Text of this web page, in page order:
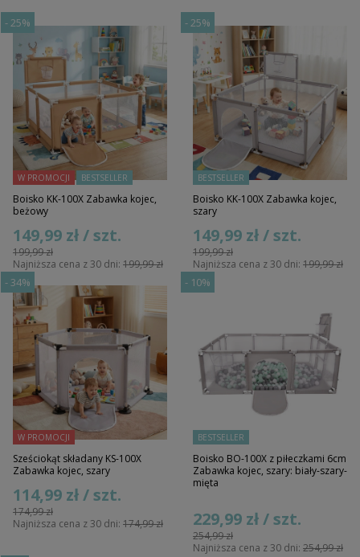
-25%
W PROMOCJI BESTSELLER
Boisko KK-100X Zabawka kojec,
beżowy
199,99 zł
149,99 zł / szt.
Najniższa cena z 30 dni: 199,99 zł
-25%
BESTSELLER
Boisko KK-100X Zabawka kojec,
szary
199,99 zł
149,99 zł / szt.
Najniższa cena z 30 dni: 199,99 zł
- 34%
W PROMOCJI
Sześciokąt składany KS-100X
Zabawka kojec, szary
174,99 zł
114,99 zł / szt.
Najniższa cena z 30 dni: 174,99 zł
- 10%
BESTSELLER
Boisko BO-100X z piłeczkami 6cm
Zabawka kojec, szary: biały-szary-
mięta
254,99 zł
229,99 zł / szt.
Najniższa cena z 30 dni: 254,99 zł